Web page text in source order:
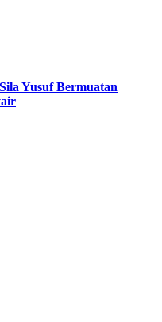
Yusuf Bermuatan